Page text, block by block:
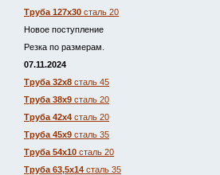
Труба 127х30 сталь 20
Новое поступление
Резка по размерам.
07.11.2024
Труба 32х8 сталь 45
Труба 38х9 сталь 20
Труба 42х4 сталь 20
Труба 45х9 сталь 35
Труба 54х10 сталь 20
Труба 63,5х14 сталь 35